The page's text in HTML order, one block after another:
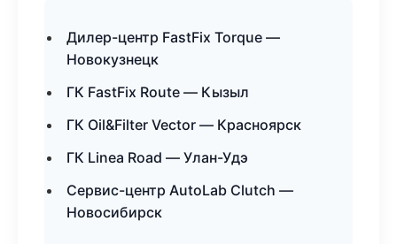
Дилер-центр FastFix Torque —
Новокузнецк
ГК FastFix Route — Кызыл
ГК Oil&Filter Vector — Красноярск
ГК Linea Road — Улан-Удэ
Сервис-центр AutoLab Clutch —
Новосибирск